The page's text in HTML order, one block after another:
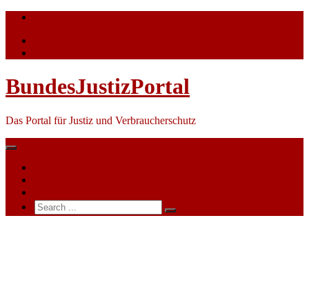
Skip
content
BundesJustizPortal
Das Portal für Justiz und Verbraucherschutz
Search
for: